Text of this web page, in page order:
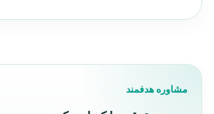
مشاوره هدفمند